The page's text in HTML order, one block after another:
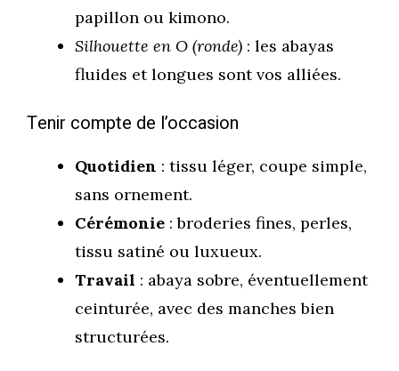
papillon ou kimono.
Silhouette en O (ronde) : les abayas
fluides et longues sont vos alliées.
Tenir compte de l’occasion
Quotidien : tissu léger, coupe simple,
sans ornement.
Cérémonie : broderies fines, perles,
tissu satiné ou luxueux.
Travail : abaya sobre, éventuellement
ceinturée, avec des manches bien
structurées.